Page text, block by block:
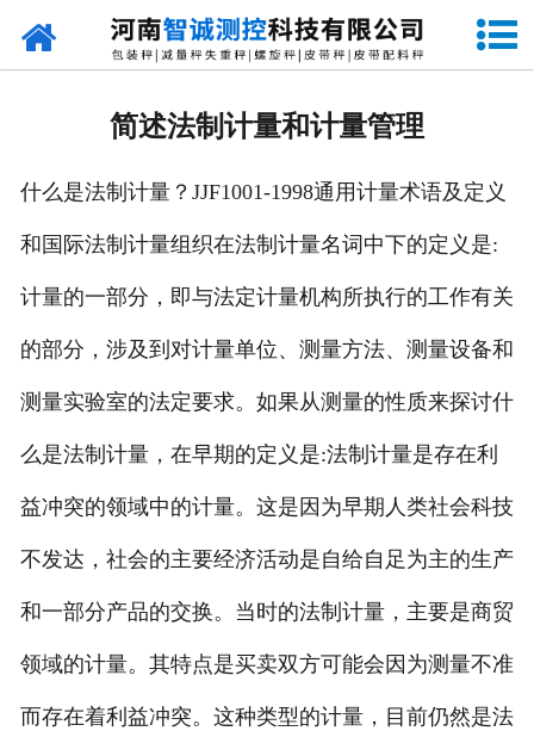
网站首页
设备原理
企业视频
联系我们
简述法制计量和计量管理
什么是法制计量？JJF1001-1998通用计量术语及定义
和国际法制计量组织在法制计量名词中下的定义是:
计量的一部分，即与法定计量机构所执行的工作有关
的部分，涉及到对计量单位、测量方法、测量设备和
测量实验室的法定要求。如果从测量的性质来探讨什
么是法制计量，在早期的定义是:法制计量是存在利
益冲突的领域中的计量。这是因为早期人类社会科技
不发达，社会的主要经济活动是自给自足为主的生产
和一部分产品的交换。当时的法制计量，主要是商贸
领域的计量。其特点是买卖双方可能会因为测量不准
而存在着利益冲突。这种类型的计量，目前仍然是法